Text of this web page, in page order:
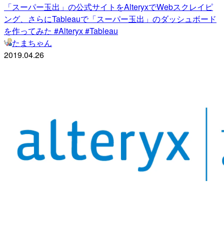
「スーパー玉出」の公式サイトをAlteryxでWebスクレイピ
ング、さらにTableauで「スーパー玉出」のダッシュボード
を作ってみた #Alteryx #Tableau
たまちゃん
2019.04.26